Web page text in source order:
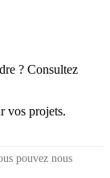
? Consultez
vos projets.
pouvez nous